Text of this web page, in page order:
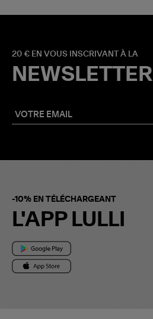
20 € EN VOUS INSCRIVANT À LA
NEWSLETTER
-10% EN TÉLÉCHARGEANT
L'APP LULLI